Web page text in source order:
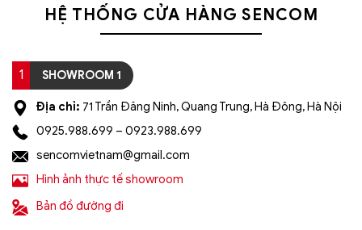
HỆ THỐNG CỬA HÀNG SENCOM
1 SHOWROOM 1
Địa chỉ: 71 Trần Đăng Ninh, Quang Trung, Hà Đông, Hà Nội
0925.988.699 – 0923.988.699
sencomvietnam@gmail.com
Hình ảnh thực tế showroom
Bản đồ đường đi